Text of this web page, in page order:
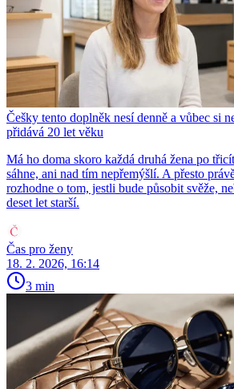
Češky tento doplněk nesí denně a vůbec si
přidává 20 let věku
Má ho doma skoro každá druhá žena po
sáhne, ani nad tím nepřemýšlí. A přesto
rozhodne o tom, jestli bude působit svěže,
deset let starší.
Čas pro ženy
18. 2. 2026, 16:14
3 min